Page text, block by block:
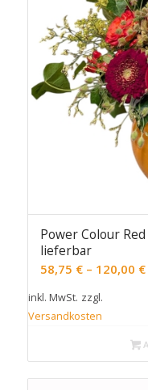
Power Colour
lieferbar
58,75 €– 120,00 €
inkl. MwSt. zzgl.
Versandkosten